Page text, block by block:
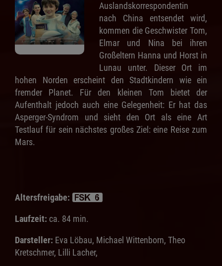
Auslandskorrespondentin
nach China entsendet wird,
kommen die Geschwister Tom,
Elmar und Nina bei ihren
Großeltern Hanna und Horst in
Lunau unter. Dieser Ort im
hohen Norden erscheint den Stadtkindern wie ein
fremder Planet. Für den kleinen Tom bietet der
Aufenthalt jedoch auch eine Gelegenheit: Er hat das
Asperger-Syndrom und sieht den Ort als eine Art
Testlauf für sein nächstes großes Ziel: eine Reise zum
Mars.
Altersfreigabe:
Laufzeit: ca. 84 min.
Darsteller: Eva Löbau, Michael Wittenborn, Theo
Kretschmer, Lilli Lacher,